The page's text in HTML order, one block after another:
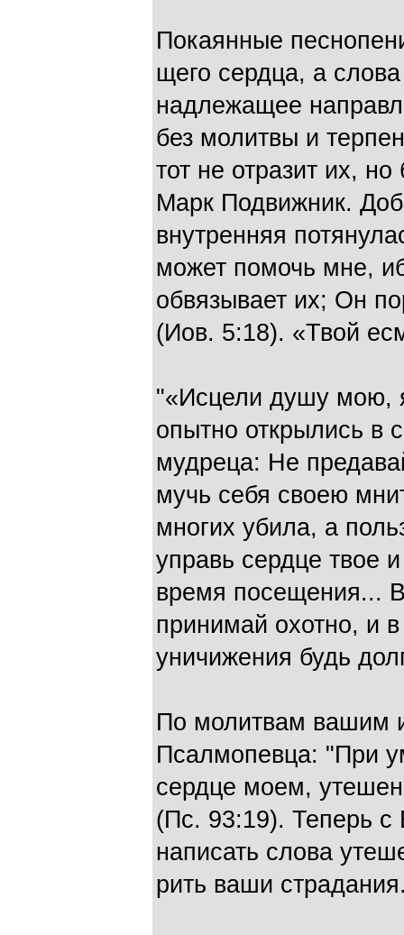
Покаянные
щего сердца, а
над­лежащее
без молитвы и
тот не отразит их,
Марк Подвижник.
вну­тренняя
может помочь мне,
обвязы­вает их; Он
(Иов. 5:18). «Твой
"«Исцели душу мою,
опытно открылись в
мудреца: Не
мучь себя своею
многих убила, а
управь сердце твое
время посеще­ния...
принимай охотно, и в
уничижения будь
По молитвам вашим
Псалмопевца: "При
сердце моем,
(Пс. 93:19). Теперь
написать слова
рить ваши